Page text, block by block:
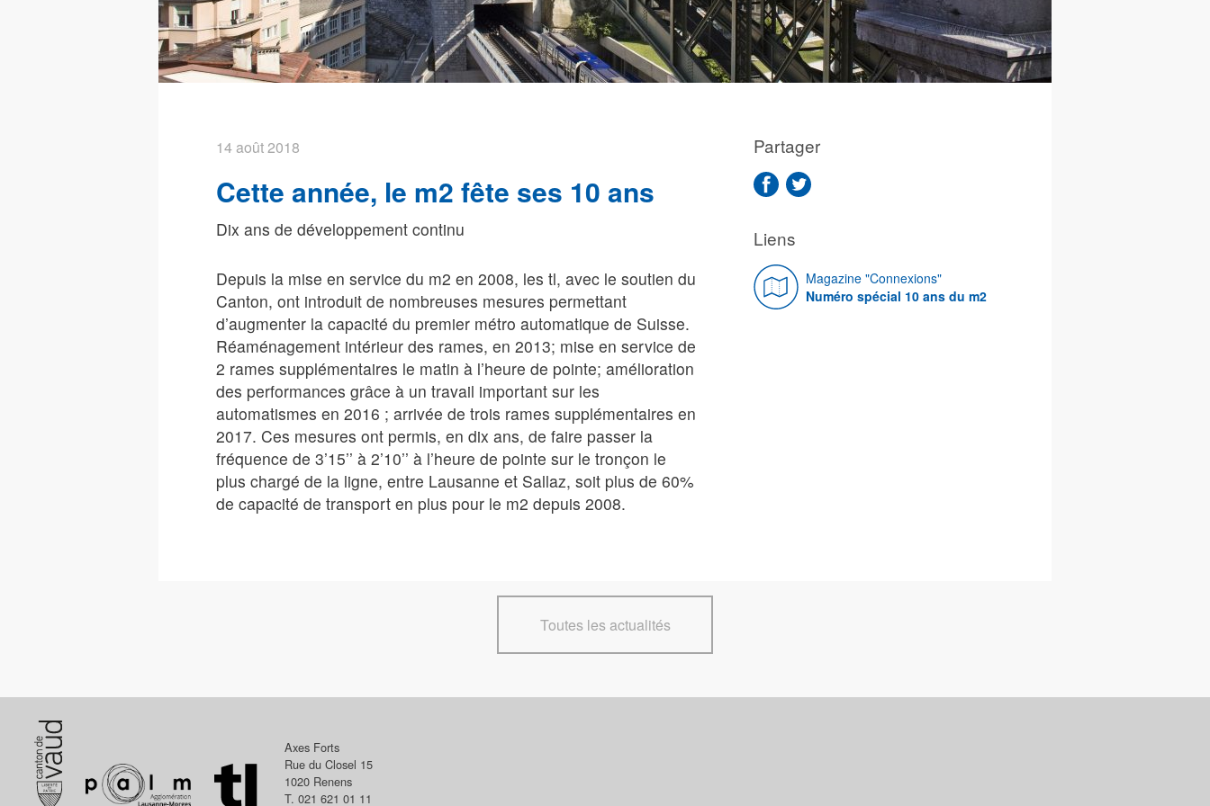
14 août 2018
Cette année, le m2 fête ses 10 ans
Dix ans de développement continu
Depuis la mise en service du m2 en 2008, les tl, avec le soutien du
Canton, ont introduit de nombreuses mesures permettant
d’augmenter la capacité du premier métro automatique de Suisse.
Réaménagement intérieur des rames, en 2013; mise en service de
2 rames supplémentaires le matin à l’heure de pointe; amélioration
des performances grâce à un travail important sur les
automatismes en 2016 ; arrivée de trois rames supplémentaires en
2017. Ces mesures ont permis, en dix ans, de faire passer la
fréquence de 3’15’’ à 2’10’’ à l’heure de pointe sur le tronçon le
plus chargé de la ligne, entre Lausanne et Sallaz, soit plus de 60%
de capacité de transport en plus pour le m2 depuis 2008.
Partager
Liens
Magazine "Connexions"
Numéro spécial 10 ans du m2
Toutes les actualités
Axes Forts
Rue du Closel 15
1020 Renens
T. 021 621 01 11